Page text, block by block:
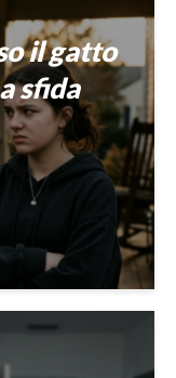
il gatto
sfida